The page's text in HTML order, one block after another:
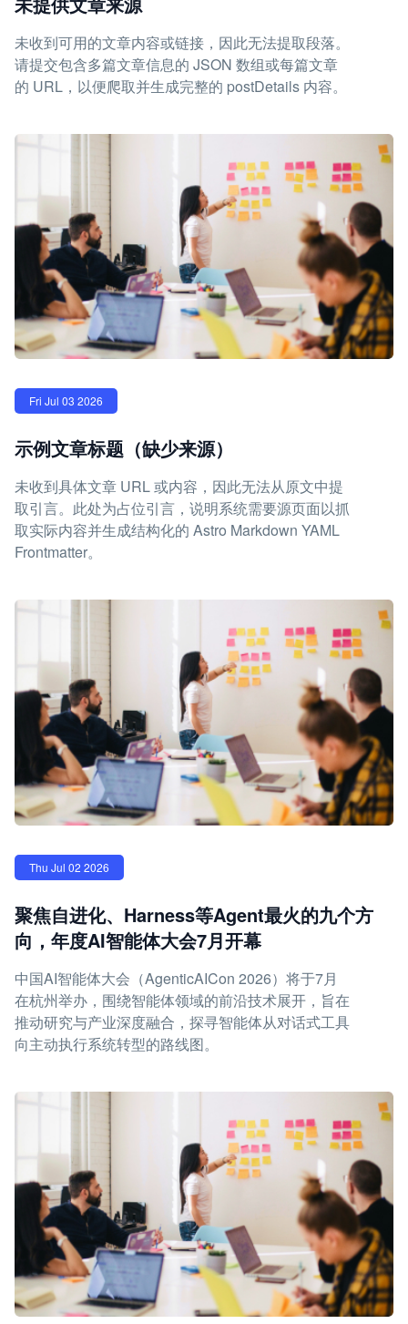
未收到可用的文章内容或链接，因此无法提取段落。
请提交包含多篇文章信息的 JSON 数组或每篇文章
的 URL，以便爬取并生成完整的 postDetails 内容。
Fri Jul 03 2026
示例文章标题（缺少来源）
未收到具体文章 URL 或内容，因此无法从原文中提
取引言。此处为占位引言，说明系统需要源页面以抓
取实际内容并生成结构化的 Astro Markdown YAML
Frontmatter。
Thu Jul 02 2026
聚焦自进化、Harness等Agent最火的九个方
向，年度AI智能体大会7月开幕
中国AI智能体大会（AgenticAICon 2026）将于7月
在杭州举办，围绕智能体领域的前沿技术展开，旨在
推动研究与产业深度融合，探寻智能体从对话式工具
向主动执行系统转型的路线图。